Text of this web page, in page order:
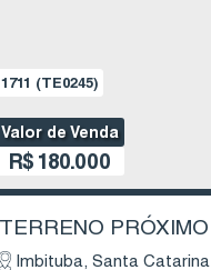
1711 (TE0245)
R$ 180.000
Valor de Venda
Imbituba Santa Catarina